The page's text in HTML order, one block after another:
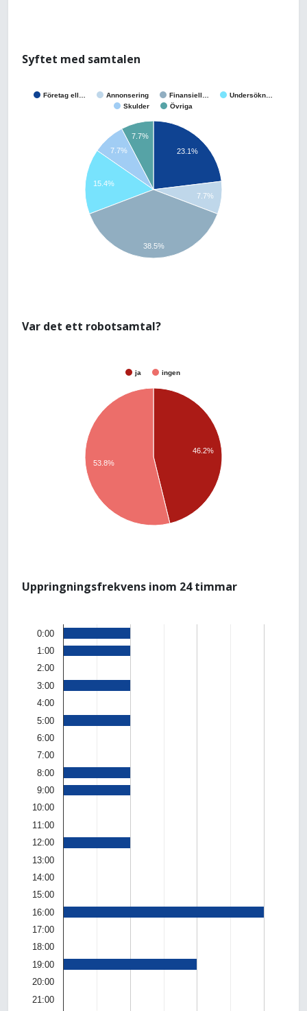
Syftet med samtalen
Företag ell… Annonsering Finansiell…
Undersökn…
Skulder
Övriga
23.1%
7.7%
7.7%
7.7%
15.4%
38.5%
Var det ett robotsamtal?
ja ingen
46.2%
53.8%
Uppringningsfrekvens inom 24 timmar
0:00
1:00
2:00
3:00
4:00
5:00
6:00
7:00
8:00
9:00
10:00
11:00
12:00
13:00
14:00
15:00
16:00
17:00
18:00
19:00
20:00
21:00